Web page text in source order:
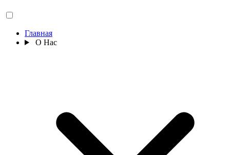
Главная
О Нас